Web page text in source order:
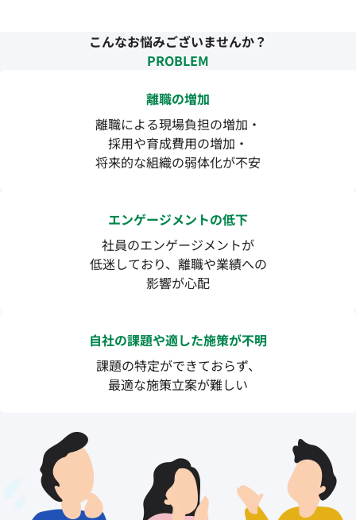
こんなお悩みございませんか？
PROBLEM
離職の増加
離職による現場負担の増加・
採用や育成費用の増加・
将来的な組織の弱体化が不安
エンゲージメントの低下
社員のエンゲージメントが
低迷しており、離職や業績への
影響が心配
自社の課題や適した施策が不明
課題の特定ができておらず、
最適な施策立案が難しい